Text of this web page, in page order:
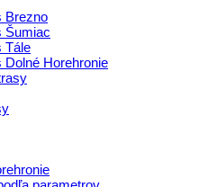
Brezno
Šumiac
Tále
Horehronie